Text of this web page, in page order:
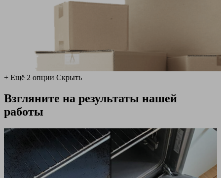
+ Ещё 2 опции Скрыть
Взгляните на результаты нашей
работы